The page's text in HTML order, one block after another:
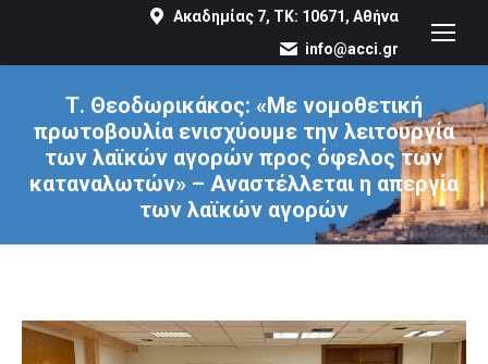
Ακαδημίας 7, ΤΚ: 10671, Αθήνα
info@acci.gr
Τ. Θεοδωρικάκος: «Με νομοθετική
πρωτοβουλία ενισχύουμε την λειτουργία
των λαϊκών αγορών προς όφελος των
καταναλωτών» – Αναστέλλεται η απεργία
των λαϊκών αγορών
You are here: